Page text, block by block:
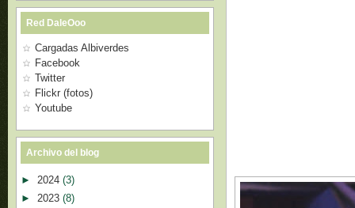
Red DaleOoo
Cargadas Albiverdes
Facebook
Twitter
Flickr (fotos)
Youtube
Archivo del blog
► 2024 (3)
► 2023 (8)